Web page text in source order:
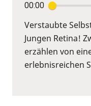
00:00
Verstaubte
Jungen Retina!
erzählen von
erlebnisreichen